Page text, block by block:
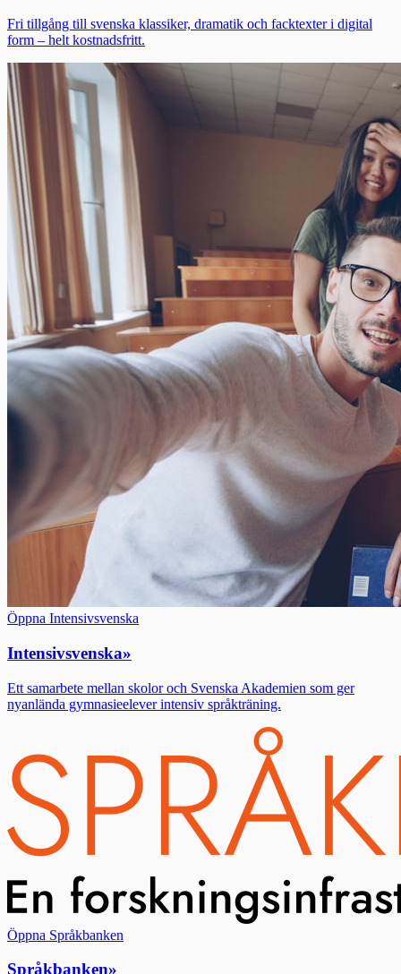
Fri tillgång till svenska klassiker, dramatik och facktexter i digital
form – helt kostnadsfritt.
Öppna Intensivsvenska
Intensivsvenska»
Ett samarbete mellan skolor och Svenska Akademien som ger
nyanlända gymnasieelever intensiv språkträning.
Öppna Språkbanken
Språkbanken»